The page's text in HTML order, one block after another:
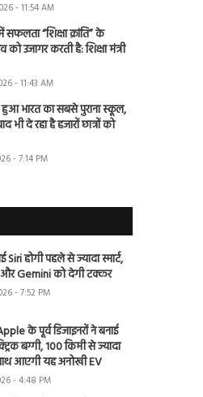
- 11:54 AM
सफलता “शिक्षा क्रांति” के
को उजागर करती है: शिक्षा मंत्री
- 11:43 AM
भारत का सबसे पुराना स्कूल,
भी दे रहा है हजारों छात्रों को
- 7:14 PM
Siri होगी पहले से ज्यादा स्मार्ट,
Gemini को देगी टक्कर
- 7:52 PM
के पूर्व डिजाइनरों ने बनाई
बग्गी, 100 किमी से ज्यादा
आएगी यह अनोखी EV
- 4:48 PM